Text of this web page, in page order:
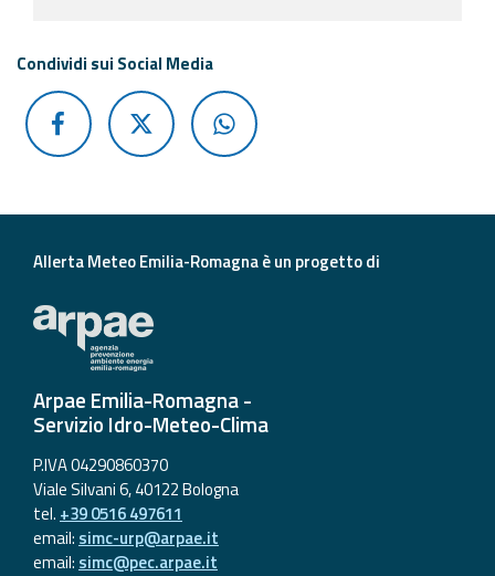
Condividi sui Social Media
Allerta Meteo Emilia-Romagna è un progetto di
Arpae Emilia-Romagna -
Servizio Idro-Meteo-Clima
P.IVA 04290860370
Viale Silvani 6, 40122 Bologna
tel. +39 0516 497611
email: simc-urp@arpae.it
email: simc@pec.arpae.it